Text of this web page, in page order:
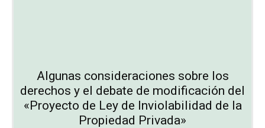
Algunas consideraciones sobre los
derechos y el debate de modificación del
«Proyecto de Ley de Inviolabilidad de la
Propiedad Privada»